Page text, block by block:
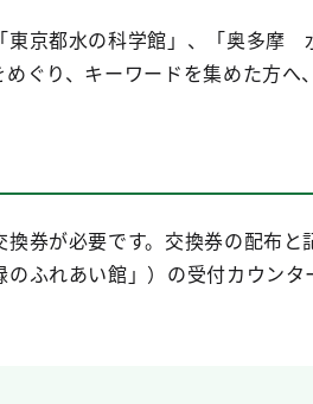
京都水の科学館」、「奥多摩
ぐり、キーワードを集めた方へ
券が必要です。交換券の配布
れあい館」）の受付カウンタ